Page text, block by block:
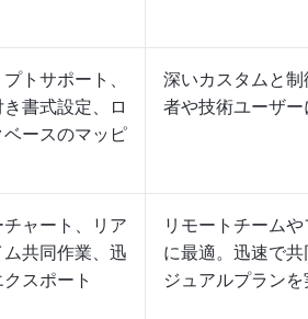
トサポート、
書式設定、ロ
ベースのマッピ
深いカスタムと
者や技術ユーザー
チャート、リア
ム共同作業、迅
スポート
リモートチーム
に最適。迅速で
ジュアルプラン